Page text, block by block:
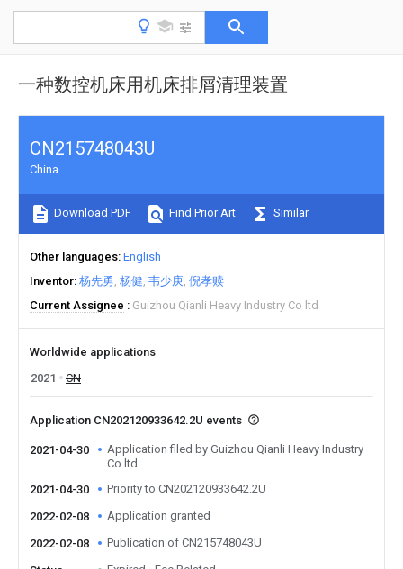
一种数控机床用机床排屑清理装置
CN215748043U
China
Download PDF Find Prior Art Similar
Other languages English
Inventor 杨先勇 杨健 韦少庚 倪孝赎
Current Assignee
Guizhou Qianli Heavy Industry Co ltd
Worldwide applications
2021
CN
Application CN202120933642.2U events
2021-04-30
Application filed by Guizhou Qianli Heavy Industry
Co ltd
2021-04-30
Priority to CN202120933642.2U
2022-02-08 Application granted
2022-02-08 Publication of CN215748043U